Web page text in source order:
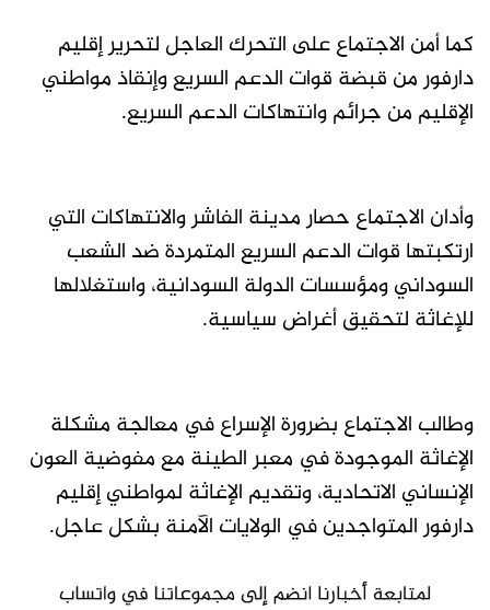
كما أمن الاجتماع على التحرك العاجل لتحرير إقليم
دارفور من قبضة قوات الدعم السريع وإنقاذ مواطني
الإقليم من جرائم وانتهاكات الدعم السريع.
وأدان الاجتماع حصار مدينة الفاشر والانتهاكات التي
ارتكبتها قوات الدعم السريع المتمردة ضد الشعب
السوداني ومؤسسات الدولة السودانية، واستغلالها
للإغاثة لتحقيق أغراض سياسية.
وطالب الاجتماع بضرورة الإسراع في معالجة مشكلة
الإغاثة الموجودة في معبر الطينة مع مفوضية العون
الإنساني الاتحادية، وتقديم الإغاثة لمواطني إقليم
دارفور المتواجدين في الولايات الآمنة بشكل عاجل.